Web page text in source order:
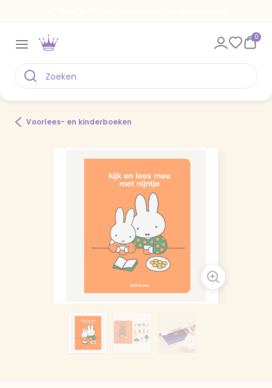
0
Voorlees- en kinderboeken